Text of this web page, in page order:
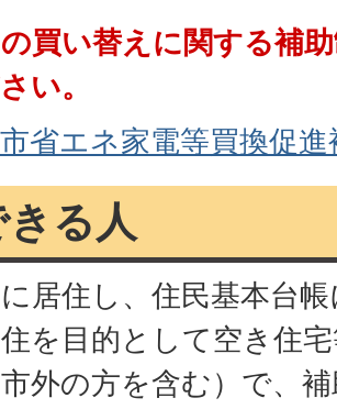
買い替えに関する補
い。
省エネ家電等買換促進
る人
居住し、住民基本台
住を目的として空き住
外の方を含む）で、